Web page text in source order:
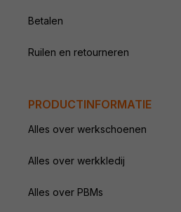
Betalen
Ruilen en retourneren
PRODUCTINFORMATIE
Alles over werkschoenen
Alles over werkkledij
Alles over PBMs